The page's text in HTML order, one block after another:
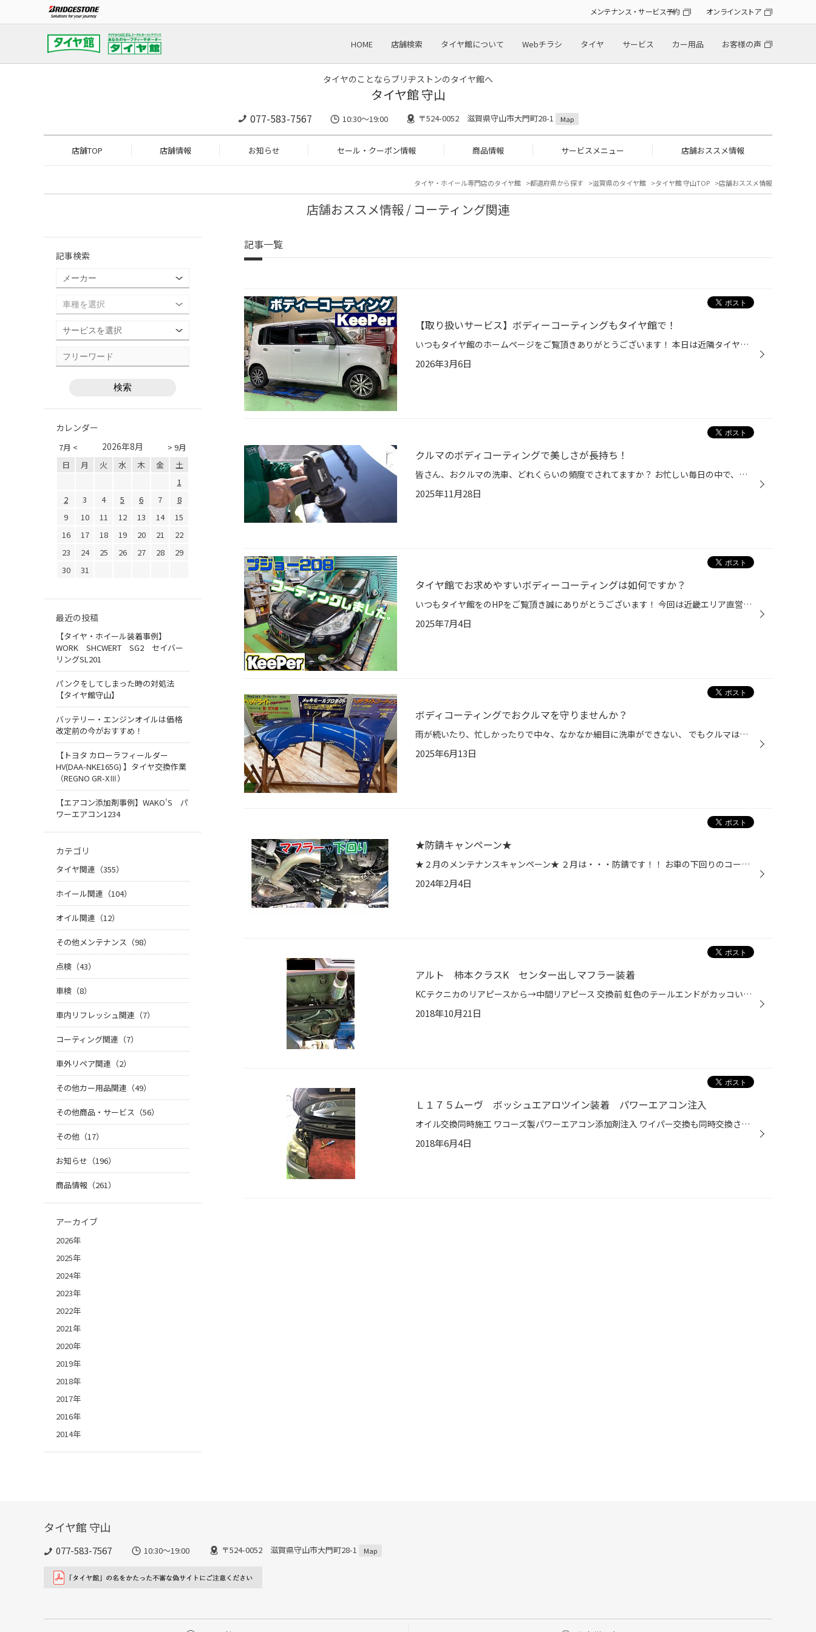
メンテナンス・サービス予約 オンラインストア
HOME 店舗検索 タイヤ館について Webチラシ タイヤ サービス カー用品 お客様の声
タイヤのことならブリヂストンのタイヤ館へ
タイヤ館 守山
077-583-7567 10:30～19:00 〒524-0052 滋賀県守山市大門町28-1 Map
店舗TOP 店舗情報 お知らせ セール・クーポン情報 商品情報 サービスメニュー 店舗おススメ情報
タイヤ・ホイール専門店のタイヤ館 都道府県から探す 滋賀県のタイヤ館 タイヤ館 守山TOP 店舗おススメ情報
店舗おススメ情報 / コーティング関連
記事一覧
【取り扱いサービス】ボディーコーティングもタイヤ館で！
いつもタイヤ館のホームページをご覧頂きありがとうございます！ 本日は近隣タイヤ館直営店舗で施工させて頂きました作業をご紹介させて頂きます！ ☆ダイハツ/ムーヴコンテ ボディーコーティングのご紹介です☆ キーパーボディコーティングを施工です！ 今回施工メーカーは有名なキーパー社の「クリ...
2026年3月6日
クルマのボディコーティングで美しさが長持ち！
皆さん、おクルマの洗車、どれくらいの頻度でされてますか？ お忙しい毎日の中で、ずっとキレイに保つのは至難の業ではないでしょうか？ それでも、なるべくクルマはキレイに保ちたいというお客様にオススメなサービス 今回は、おクルマの「ボディコーティング」のご紹介です。 ボディコーティング...
2025年11月28日
タイヤ館でお求めやすいボディーコーティングは如何ですか？
いつもタイヤ館をのHPをご覧頂き誠にありがとうございます！ 今回は近畿エリア直営店にて承りました作業紹介を致します WEB配信でのご快諾を頂きましたお客様本当にありがとうございます！ 【ボディーコーティング】車種プジョー208をご紹介します！ キーパーコーティング クリスタルキーパーを施工...
2025年7月4日
ボディコーティングでおクルマを守りませんか？
雨が続いたり、忙しかったりで中々、なかなか細目に洗車ができない、 でもクルマはキレイに保ちたいというお客様にオススメの 「ボディコーティング」サービスのご紹介です。 是非、タイヤ館でおクルマのボディコーティングをしませんか？ コクピット・タイヤ館のボディーコーティングがおススメ！ ...
2025年6月13日
★防錆キャンペーン★
★２月のメンテナンスキャンペーン★ ２月は・・・防錆です！！ お車の下回りのコーティングは定期的にされていますか？ 下回り部分は見えないですし、そもそも必要なのか？？ サビは進行すれば茶色くなり汚くなってきます。 そのまま放置してしまうと… 錆が原因でマフラーに穴が開いてしまったり････...
2024年2月4日
アルト 柿本クラスK センター出しマフラー装着
KCテクニカのリアピースから→中間リアピース 交換前 虹色のテールエンドがカッコいいですね 装着 かっこよくなりました 新品時に錆止め実施 ありがとうございました。
2018年10月21日
Ｌ１７５ムーヴ ボッシュエアロツイン装着 パワーエアコン注入
オイル交換同時施工 ワコーズ製パワーエアコン添加剤注入 ワイパー交換も同時交換させて頂きました。 商品はボッシュ製エアロツインＪ-Ｆｉｔになります。 高性能なうえにお求めやすい価格で新登場です。 少し下廻りにサビが発生していましたのでサビ止めも同時施工しました。 サビが少ない間に施...
2018年6月4日
記事検索
カレンダー
7月 < > 9月
2026年8月
日 月 火 水 木 金
土
1
2
3 4 5 6 7
8
9
10 11 12 13 14
15
16
17 18 19 20 21
22
23
24 25 26 27 28
29
30
31
最近の投稿
【タイヤ・ホイール装着事例】
WORK SHCWERT SG2 セイバー
リングSL201
パンクをしてしまった時の対処法
【タイヤ館守山】
バッテリー・エンジンオイルは価格
改定前の今がおすすめ！
【トヨタ カローラフィールダー
HV(DAA-NKE165G) 】タイヤ交換作業
（REGNO GR-XⅢ）
【エアコン添加剤事例】WAKO'S パ
ワーエアコン1234
カテゴリ
タイヤ関連（355）
ホイール関連（104）
オイル関連（12）
その他メンテナンス（98）
点検（43）
車検（8）
車内リフレッシュ関連（7）
コーティング関連（7）
車外リペア関連（2）
その他カー用品関連（49）
その他商品・サービス（56）
その他（17）
お知らせ（196）
商品情報（261）
アーカイブ
2026年
2025年
2024年
2023年
2022年
2021年
2020年
2019年
2018年
2017年
2016年
2014年
タイヤ館 守山
077-583-7567 10:30～19:00 〒524-0052 滋賀県守山市大門町28-1 Map